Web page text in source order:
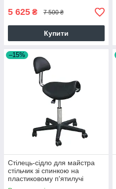
5 625 ₴ 7 500 ₴
Купити
–15%
Стілець-сідло для майстра
стільчик зі спинкою на
пластиковому п'ятилучі